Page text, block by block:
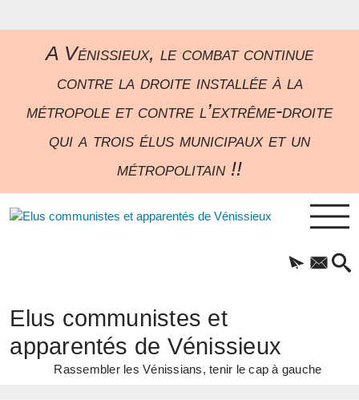
A Vénissieux, le combat continue
contre la droite installée à la
métropole et contre l’extrême-droite
qui a trois élus municipaux et un
métropolitain !!
Elus communistes et
apparentés de Vénissieux
Rassembler les Vénissians, tenir le cap à gauche